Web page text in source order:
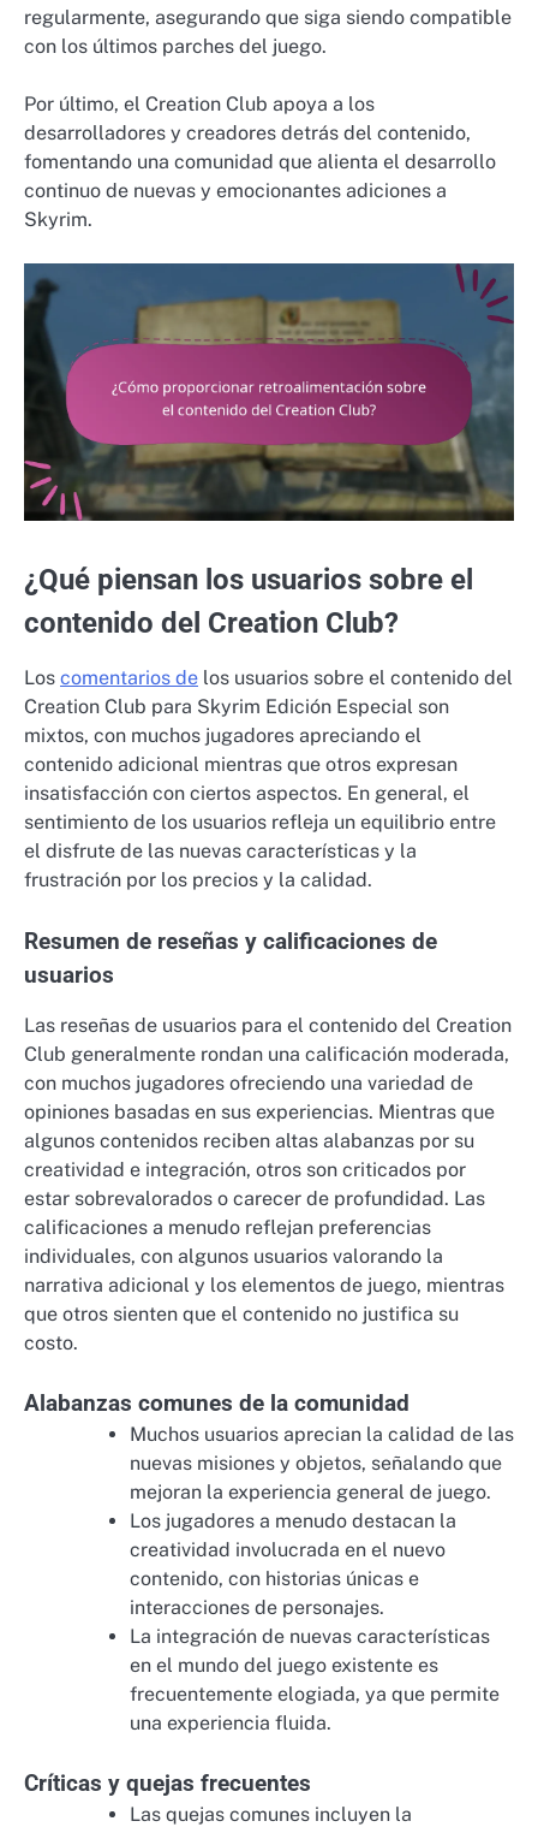
regularmente, asegurando que siga siendo compatible
con los últimos parches del juego.
Por último, el Creation Club apoya a los
desarrolladores y creadores detrás del contenido,
fomentando una comunidad que alienta el desarrollo
continuo de nuevas y emocionantes adiciones a
Skyrim.
¿Qué piensan los usuarios sobre el
contenido del Creation Club?
Los comentarios de los usuarios sobre el contenido del
Creation Club para Skyrim Edición Especial son
mixtos, con muchos jugadores apreciando el
contenido adicional mientras que otros expresan
insatisfacción con ciertos aspectos. En general, el
sentimiento de los usuarios refleja un equilibrio entre
el disfrute de las nuevas características y la
frustración por los precios y la calidad.
Resumen de reseñas y calificaciones de
usuarios
Las reseñas de usuarios para el contenido del Creation
Club generalmente rondan una calificación moderada,
con muchos jugadores ofreciendo una variedad de
opiniones basadas en sus experiencias. Mientras que
algunos contenidos reciben altas alabanzas por su
creatividad e integración, otros son criticados por
estar sobrevalorados o carecer de profundidad. Las
calificaciones a menudo reflejan preferencias
individuales, con algunos usuarios valorando la
narrativa adicional y los elementos de juego, mientras
que otros sienten que el contenido no justifica su
costo.
Alabanzas comunes de la comunidad
Muchos usuarios aprecian la calidad de las
nuevas misiones y objetos, señalando que
mejoran la experiencia general de juego.
Los jugadores a menudo destacan la
creatividad involucrada en el nuevo
contenido, con historias únicas e
interacciones de personajes.
La integración de nuevas características
en el mundo del juego existente es
frecuentemente elogiada, ya que permite
una experiencia fluida.
Críticas y quejas frecuentes
Las quejas comunes incluyen la